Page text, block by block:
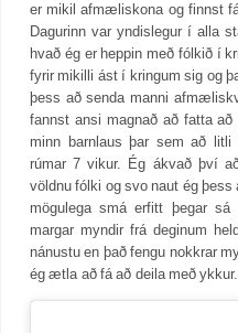
er mikil afmæliskona og finnst
Dagurinn var yndislegur í alla
hvað ég er heppin með fólkið í
fyrir mikilli ást í kringum sig og
þess að senda manni
fannst ansi magnað að fatta
minn barnlaus þar sem að
rúmar 7 vikur. Ég ákvað því
völdnu fólki og svo naut ég þess
mögulega smá erfitt þegar
margar myndir frá deginum
nánustu en það fengu nokkrar
ég ætla að fá að deila með ykkur.